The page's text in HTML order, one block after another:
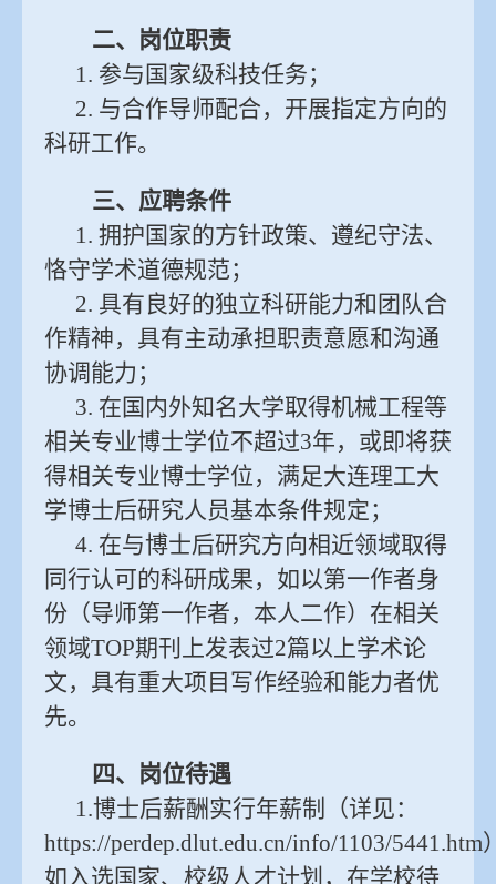
二、岗位职责
1. 参与国家级科技任务；
2. 与合作导师配合，开展指定方向的
科研工作。
三、应聘条件
1. 拥护国家的方针政策、遵纪守法、
恪守学术道德规范；
2. 具有良好的独立科研能力和团队合
作精神，具有主动承担职责意愿和沟通
协调能力；
3. 在国内外知名大学取得机械工程等
相关专业博士学位不超过3年，或即将获
得相关专业博士学位，满足大连理工大
学博士后研究人员基本条件规定；
4. 在与博士后研究方向相近领域取得
同行认可的科研成果，如以第一作者身
份（导师第一作者，本人二作）在相关
领域TOP期刊上发表过2篇以上学术论
文，具有重大项目写作经验和能力者优
先。
四、岗位待遇
1.博士后薪酬实行年薪制（详见：
https://perdep.dlut.edu.cn/info/1103/5441.htm
如入选国家、校级人才计划，在学校待